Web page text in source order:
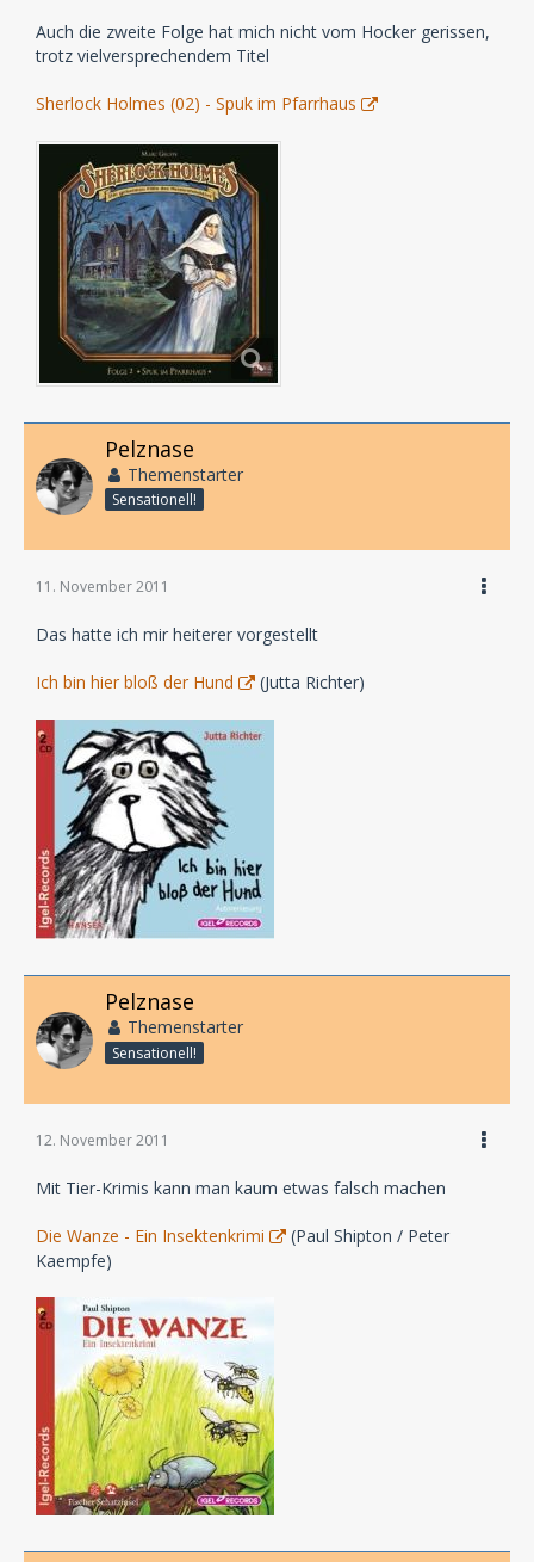
Auch die zweite Folge hat mich nicht vom Hocker gerissen,
trotz vielversprechendem Titel
Sherlock Holmes (02) - Spuk im Pfarrhaus
Pelznase
Themenstarter
Sensationell!
11. November 2011
Das hatte ich mir heiterer vorgestellt
Ich bin hier bloß der Hund (Jutta Richter)
Pelznase
Themenstarter
Sensationell!
12. November 2011
Mit Tier-Krimis kann man kaum etwas falsch machen
Die Wanze - Ein Insektenkrimi
(Paul Shipton / Peter
Kaempfe)